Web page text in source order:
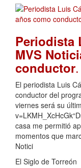
Periodista
MVS
conductor
El periodista Luis
conductor del
viernes será su
casa me permitió
momentos que
Notici
El Siglo de Torreón